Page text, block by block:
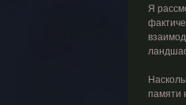
Я
памяти